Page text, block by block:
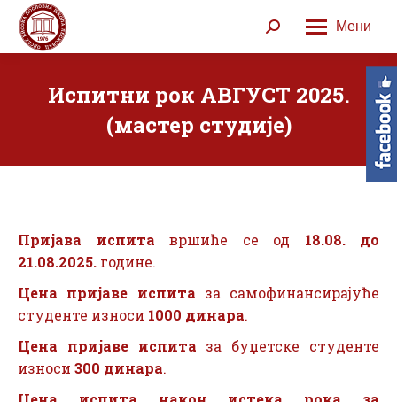
Мени
Search:
Испитни рок АВГУСТ 2025.
(мастер студије)
Пријава испита вршиће се од 18.08. до
21.08.2025. године.
Цена пријаве испита за самофинансирајуће
студенте износи 1000 динара.
Цена пријаве испита за буџетске студенте
износи 300 динара.